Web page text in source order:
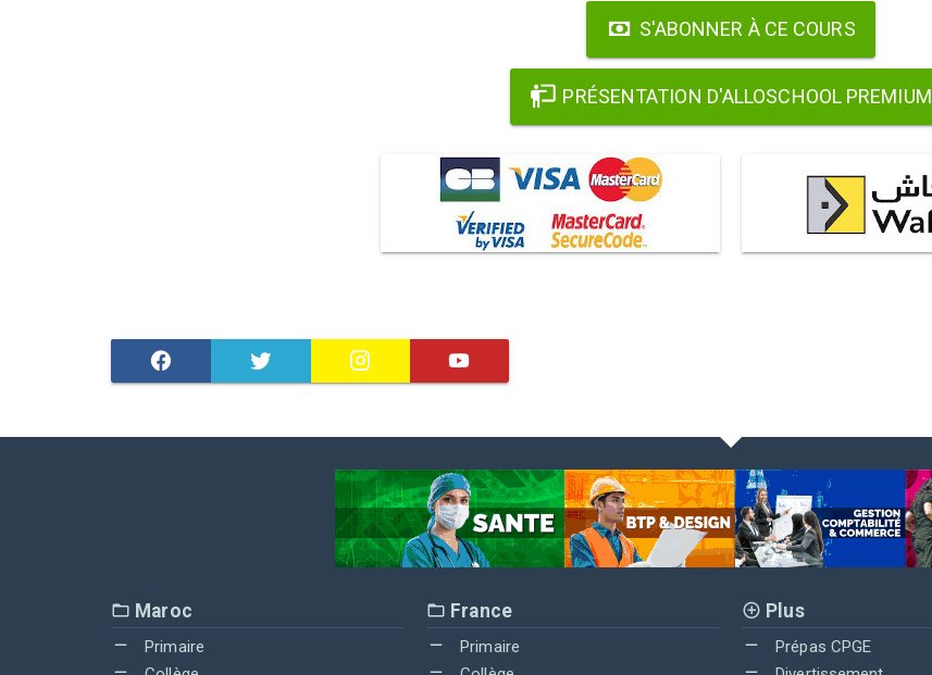
S'ABONNER À CE COURS
PRÉSENTATION D'ALLOSCHOOL PREMIUM
Maroc
Primaire
France
Primaire
Plus
Prépas CPGE